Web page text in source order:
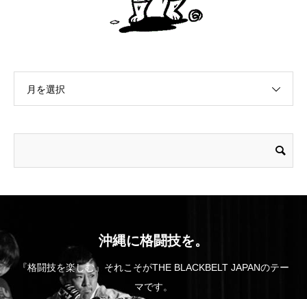
月を選択
沖縄に格闘技を。
『格闘技を楽しむ』それこそがTHE BLACKBELT JAPANのテー
マです。